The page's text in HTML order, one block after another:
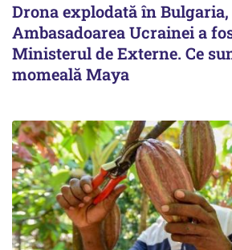
Drona explodată în
Ambasadoarea Ucrainei a
Ministerul de Externe. Ce
momeală Maya